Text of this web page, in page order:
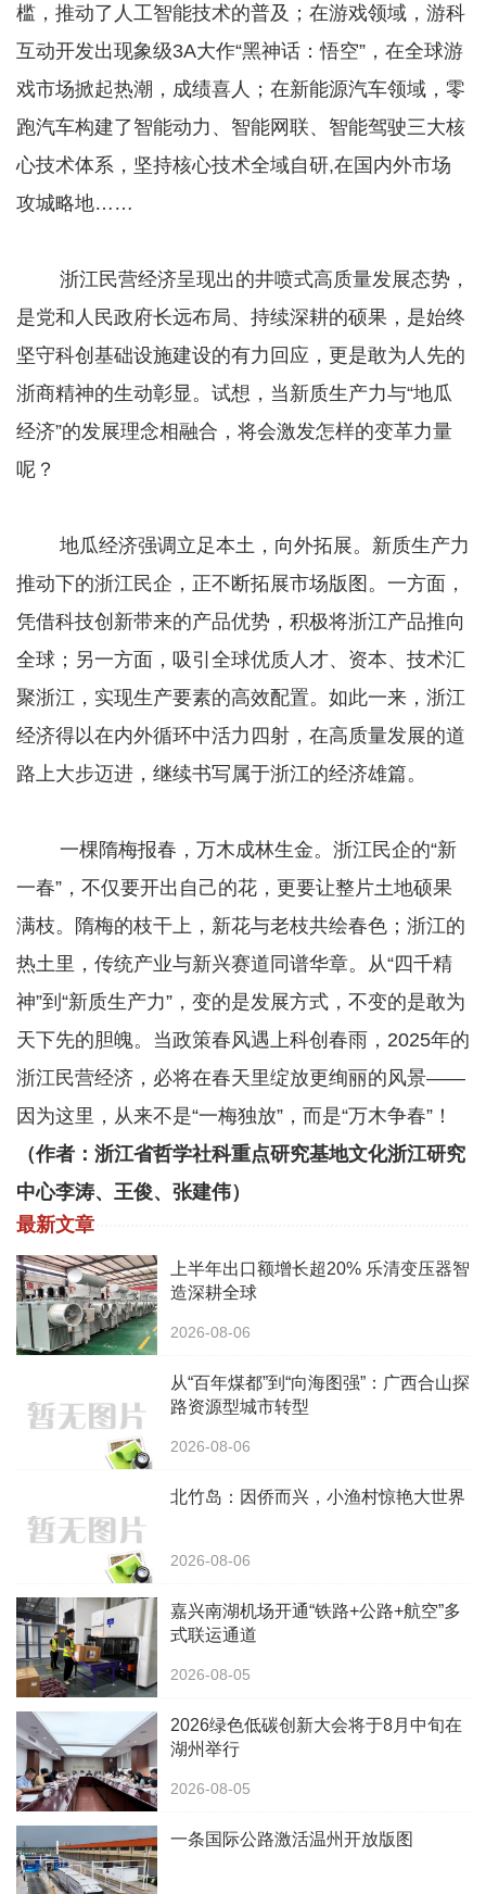
槛，推动了人工智能技术的普及；在游戏领域，游科
互动开发出现象级3A大作“黑神话：悟空”，在全球游
戏市场掀起热潮，成绩喜人；在新能源汽车领域，零
跑汽车构建了智能动力、智能网联、智能驾驶三大核
心技术体系，坚持核心技术全域自研,在国内外市场
攻城略地……
浙江民营经济呈现出的井喷式高质量发展态势，
是党和人民政府长远布局、持续深耕的硕果，是始终
坚守科创基础设施建设的有力回应，更是敢为人先的
浙商精神的生动彰显。试想，当新质生产力与“地瓜
经济”的发展理念相融合，将会激发怎样的变革力量
呢？
地瓜经济强调立足本土，向外拓展。新质生产力
推动下的浙江民企，正不断拓展市场版图。一方面，
凭借科技创新带来的产品优势，积极将浙江产品推向
全球；另一方面，吸引全球优质人才、资本、技术汇
聚浙江，实现生产要素的高效配置。如此一来，浙江
经济得以在内外循环中活力四射，在高质量发展的道
路上大步迈进，继续书写属于浙江的经济雄篇。
一棵隋梅报春，万木成林生金。浙江民企的“新
一春”，不仅要开出自己的花，更要让整片土地硕果
满枝。隋梅的枝干上，新花与老枝共绘春色；浙江的
热土里，传统产业与新兴赛道同谱华章。从“四千精
神”到“新质生产力”，变的是发展方式，不变的是敢为
天下先的胆魄。当政策春风遇上科创春雨，2025年的
浙江民营经济，必将在春天里绽放更绚丽的风景——
因为这里，从来不是“一梅独放”，而是“万木争春”！
（作者：浙江省哲学社科重点研究基地文化浙江研究
中心李涛、王俊、张建伟）
最新文章
上半年出口额增长超20% 乐清变压器智
造深耕全球
2026-08-06
从“百年煤都”到“向海图强”：广西合山探
路资源型城市转型
2026-08-06
北竹岛：因侨而兴，小渔村惊艳大世界
2026-08-06
嘉兴南湖机场开通“铁路+公路+航空”多
式联运通道
2026-08-05
2026绿色低碳创新大会将于8月中旬在
湖州举行
2026-08-05
一条国际公路激活温州开放版图